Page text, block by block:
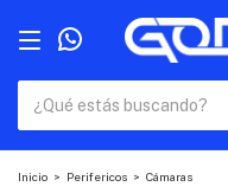
Inicio > Perifericos > Cámaras